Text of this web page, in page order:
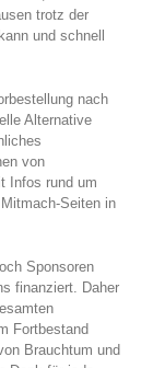
trotz der
und schnell
nach
Alternative
von
Infos rund um
Seiten in
Sponsoren
finanziert. Daher
Fortbestand
Brauchtum und